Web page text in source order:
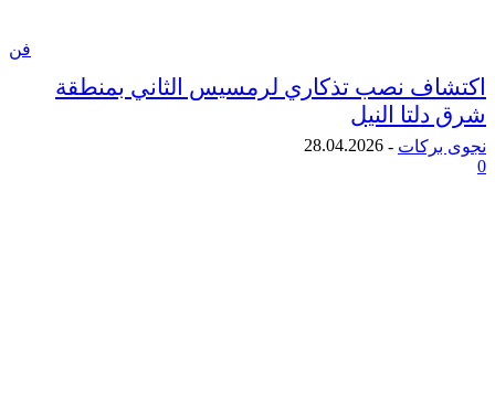
نصب تذكاري لرمسيس الثاني بمنطقة
النيل
-
28.04.2026